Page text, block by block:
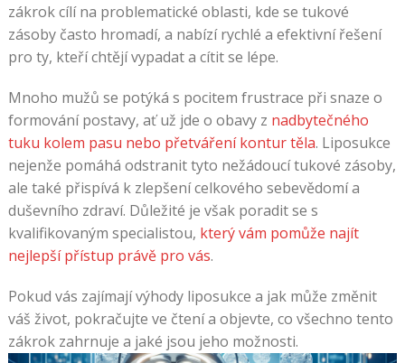
zákrok cílí na problematické oblasti, kde se tukové
zásoby často hromadí, a nabízí rychlé a efektivní řešení
pro ty, kteří chtějí vypadat a cítit se lépe.
Mnoho mužů se potýká s pocitem frustrace při snaze o
formování postavy, ať už jde o obavy z nadbytečného
tuku kolem pasu nebo přetváření kontur těla. Liposukce
nejenže pomáhá odstranit tyto nežádoucí tukové zásoby,
ale také přispívá k zlepšení celkového sebevědomí a
duševního zdraví. Důležité je však poradit se s
kvalifikovaným specialistou, který vám pomůže najít
nejlepší přístup právě pro vás.
Pokud vás zajímají výhody liposukce a jak může změnit
váš život, pokračujte ve čtení a objevte, co všechno tento
zákrok zahrnuje a jaké jsou jeho možnosti.